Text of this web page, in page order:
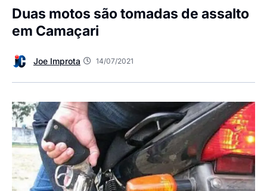
Duas motos são tomadas de assalto
em Camaçari
Joe Improta 14/07/2021